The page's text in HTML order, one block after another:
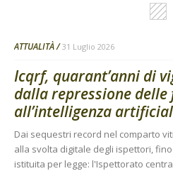
ATTUALITÀ 31 Luglio 2026
Icqrf, quarant’anni di
dalla repressione
all’intelligenza
Dai sequestri record nel comparto
alla svolta digitale degli ispettori,
istituita per legge: l'Ispettorato